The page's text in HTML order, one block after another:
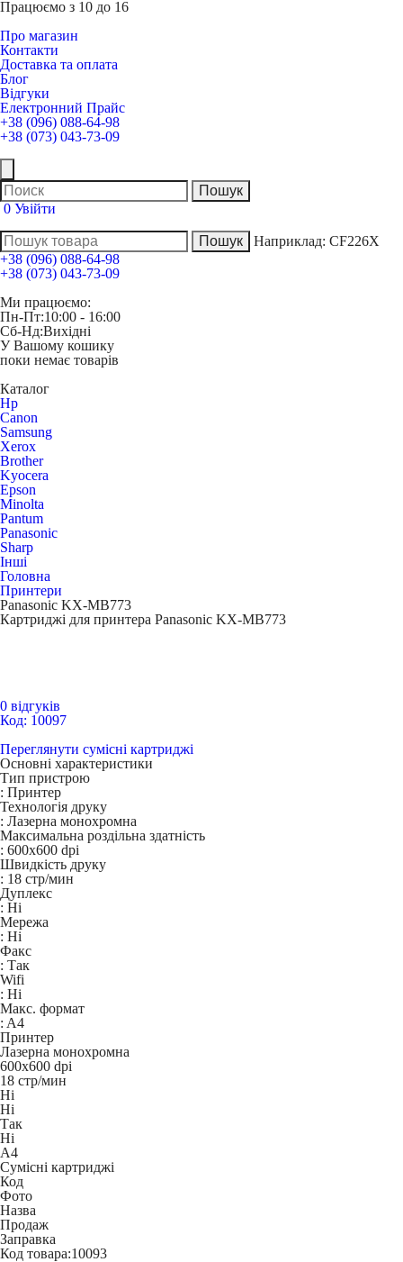
Працюємо з 10 до 16
Про магазин
Контакти
Доставка та оплата
Блог
Відгуки
Електронний Прайс
+38 (096) 088-64-98
+38 (073) 043-73-09
0 Увійти
Наприклад: CF226X
+38 (096) 088-64-98
+38 (073) 043-73-09
Ми працюємо:
Пн-Пт:10:00 - 16:00
Сб-Нд:Вихідні
У Вашому кошику
поки немає товарів
Каталог
Hp
Canon
Samsung
Xerox
Brother
Kyocera
Epson
Minolta
Pantum
Panasonic
Sharp
Інші
Головна
Принтери
Panasonic KX-MB773
Картриджі для принтера Panasonic KX-MB773
0 відгуків
Код: 10097
Переглянути сумісні картриджі
Основні характеристики
Тип пристрою
: Принтер
Технологія друку
: Лазерна монохромна
Максимальна роздільна здатність
: 600x600 dpi
Швидкість друку
: 18 стр/мин
Дуплекс
: Ні
Мережа
: Ні
Факс
: Так
Wifi
: Ні
Макс. формат
: A4
Принтер
Лазерна монохромна
600x600 dpi
18 стр/мин
Ні
Ні
Так
Ні
A4
Сумісні картриджі
Код
Фото
Назва
Продаж
Заправка
Код товара:10093